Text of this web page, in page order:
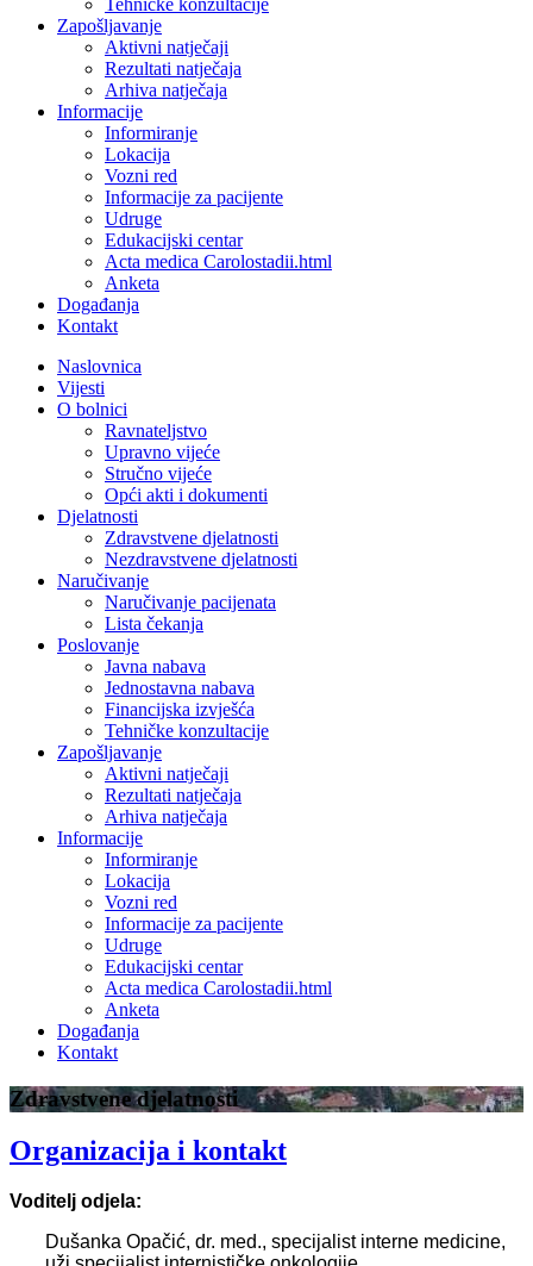
Zapošljavanje
Aktivni natječaji
Rezultati natječaja
Arhiva natječaja
Informacije
Informiranje
Lokacija
Vozni red
Informacije za pacijente
Udruge
Edukacijski centar
Acta medica Carolostadii.html
Anketa
Događanja
Kontakt
Naslovnica
Vijesti
O bolnici
Ravnateljstvo
Upravno vijeće
Stručno vijeće
Opći akti i dokumenti
Djelatnosti
Zdravstvene djelatnosti
Nezdravstvene djelatnosti
Naručivanje
Naručivanje pacijenata
Lista čekanja
Poslovanje
Javna nabava
Jednostavna nabava
Financijska izvješća
Tehničke konzultacije
Zapošljavanje
Aktivni natječaji
Rezultati natječaja
Arhiva natječaja
Informacije
Informiranje
Lokacija
Vozni red
Informacije za pacijente
Udruge
Edukacijski centar
Acta medica Carolostadii.html
Anketa
Događanja
Kontakt
Zdravstvene djelatnosti
Organizacija i kontakt
Voditelj odjela:
Dušanka Opačić, dr. med., specijalist interne medicine,